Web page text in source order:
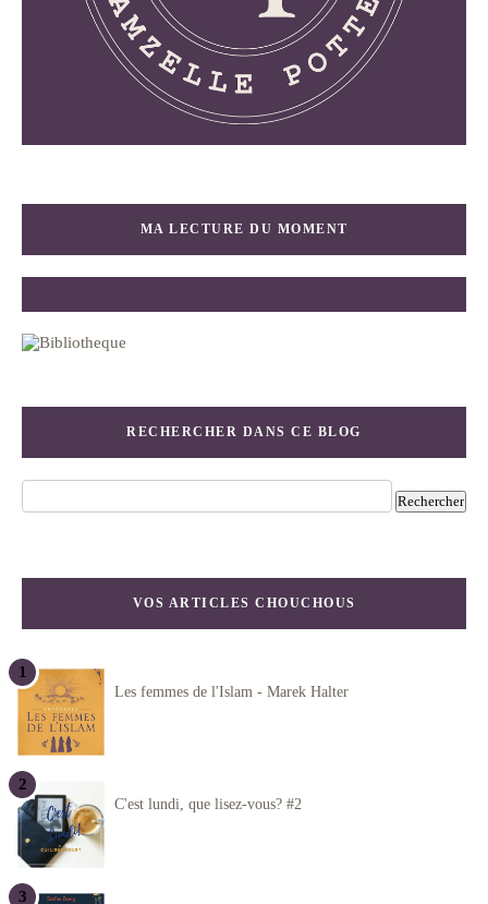
MA LECTURE DU MOMENT
RECHERCHER DANS CE BLOG
VOS ARTICLES CHOUCHOUS
Les femmes de l'Islam - Marek Halter
C'est lundi, que lisez-vous? #2